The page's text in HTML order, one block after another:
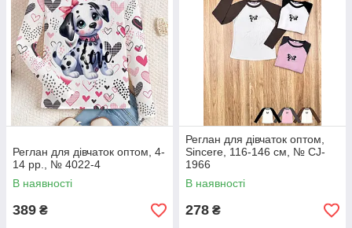
Реглан для дівчаток оптом, 4-
14 рр., № 4022-4
В наявності
389 ₴
Реглан для дівчаток оптом,
Sincere, 116-146 см, № CJ-
1966
В наявності
278 ₴